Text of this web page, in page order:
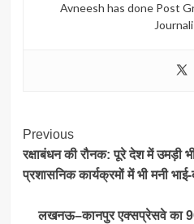
Avneesh has done Post
Post
Navigation
Previous
रक्षाबंधन की रौनक: पूरे देश में उमड़ी
प्रशासनिक कार्यक्रमों में भी मनी
लखनऊ–कानपुर एक्सप्रेसवे का